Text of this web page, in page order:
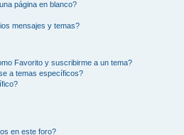
página en blanco?
mensajes y temas?
Favorito y suscribirme a un tema?
a temas específicos?
en este foro?